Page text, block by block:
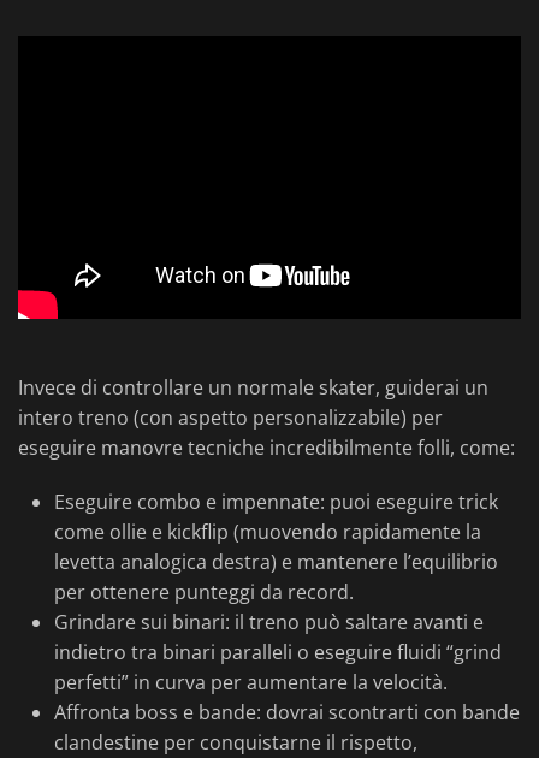
Invece di controllare un normale skater, guiderai un
intero treno (con aspetto personalizzabile) per
eseguire manovre tecniche incredibilmente folli, come:
Eseguire combo e impennate: puoi eseguire trick
come ollie e kickflip (muovendo rapidamente la
levetta analogica destra) e mantenere l’equilibrio
per ottenere punteggi da record.
Grindare sui binari: il treno può saltare avanti e
indietro tra binari paralleli o eseguire fluidi “grind
perfetti” in curva per aumentare la velocità.
Affronta boss e bande: dovrai scontrarti con bande
clandestine per conquistarne il rispetto,